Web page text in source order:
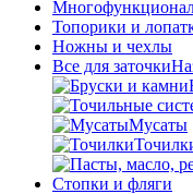
Топорики и
Ножны и чехлы
Все для заточки
Мусаты
Стопки и фляги